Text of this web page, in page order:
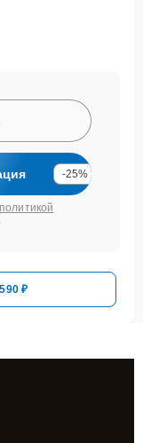
-25%
политикой
₽